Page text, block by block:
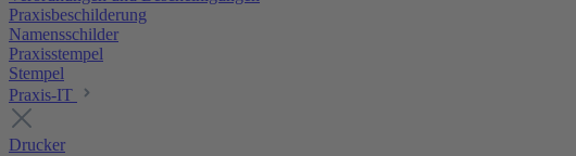
Praxisbeschilderung
Namensschilder
Praxisstempel
Stempel
Praxis-IT
Drucker